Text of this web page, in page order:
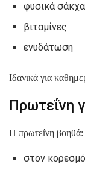
φυσικά
βιταμίνες
ενυδάτωση
Ιδανικά για
Πρωτεΐνη
Η πρωτεΐνη βοηθά:
στον κορεσμό